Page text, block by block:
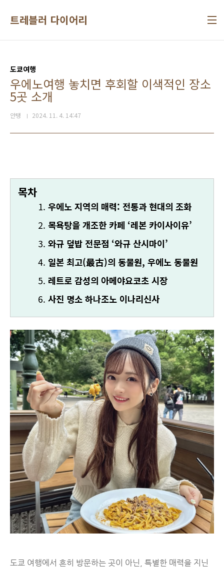
트레블러 다이어리
도쿄여행
우에노여행 놓치면 후회할 이색적인 장소
5곳 소개
안탱 2024. 11. 4. 14:47
목차
우에노 지역의 매력: 전통과 현대의 조화
목욕탕을 개조한 카페 ‘레본 카이사이유’
와규 덮밥 전문점 ‘와규 산시마이’
일본 최고(最古)의 동물원, 우에노 동물원
레트로 감성의 아메야요코초 시장
사진 명소 하나조노 이나리신사
도쿄 여행에서 흔히 방문하는 곳이 아닌, 특별한 매력을 지닌